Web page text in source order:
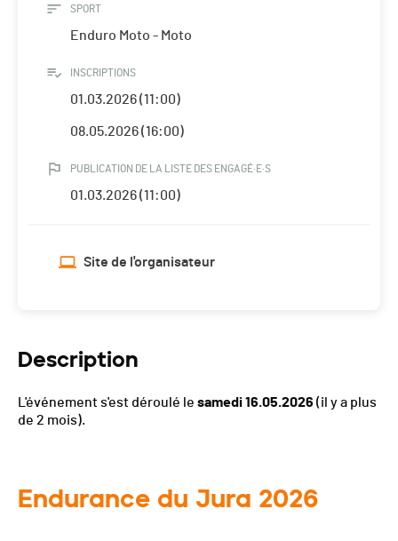
SPORT
Enduro Moto - Moto
INSCRIPTIONS
01.03.2026 (11:00)
08.05.2026 (16:00)
PUBLICATION DE LA LISTE DES ENGAGÉ·E·S
01.03.2026 (11:00)
Site de l'organisateur
Description
L'événement s'est déroulé le samedi 16.05.2026 (il y a plus
de 2 mois).
Endurance du Jura 2026